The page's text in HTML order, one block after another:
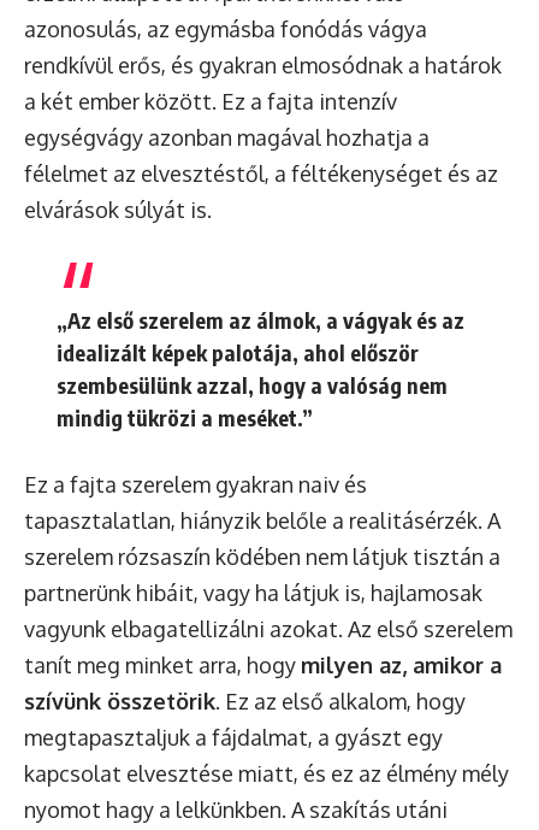
azonosulás, az egymásba fonódás vágya
rendkívül erős, és gyakran elmosódnak a határok
a két ember között. Ez a fajta intenzív
egységvágy azonban magával hozhatja a
félelmet az elvesztéstől, a féltékenységet és az
elvárások súlyát is.
„Az első szerelem az álmok, a vágyak és az
idealizált képek palotája, ahol először
szembesülünk azzal, hogy a valóság nem
mindig tükrözi a meséket.”
Ez a fajta szerelem gyakran naiv és
tapasztalatlan, hiányzik belőle a realitásérzék. A
szerelem rózsaszín ködében nem látjuk tisztán a
partnerünk hibáit, vagy ha látjuk is, hajlamosak
vagyunk elbagatellizálni azokat. Az első szerelem
tanít meg minket arra, hogy milyen az, amikor a
szívünk összetörik. Ez az első alkalom, hogy
megtapasztaljuk a fájdalmat, a gyászt egy
kapcsolat elvesztése miatt, és ez az élmény mély
nyomot hagy a lelkünkben. A szakítás utáni